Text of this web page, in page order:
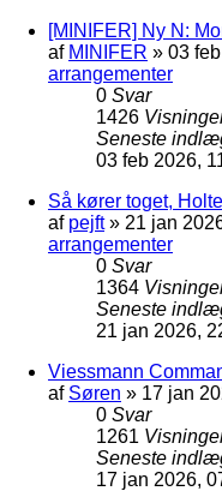
[MINIFER] Ny N:
af MINIFER » 03
arrangementer
0 Svar
1426
Seneste
03 feb 2026,
Så kører toget,
af pejft» 21 jan
arrangementer
0 Svar
1364
Seneste
21 jan 2026,
Viessmann
af Søren » 17 jan
0 Svar
1261
Seneste
17 jan 2026,